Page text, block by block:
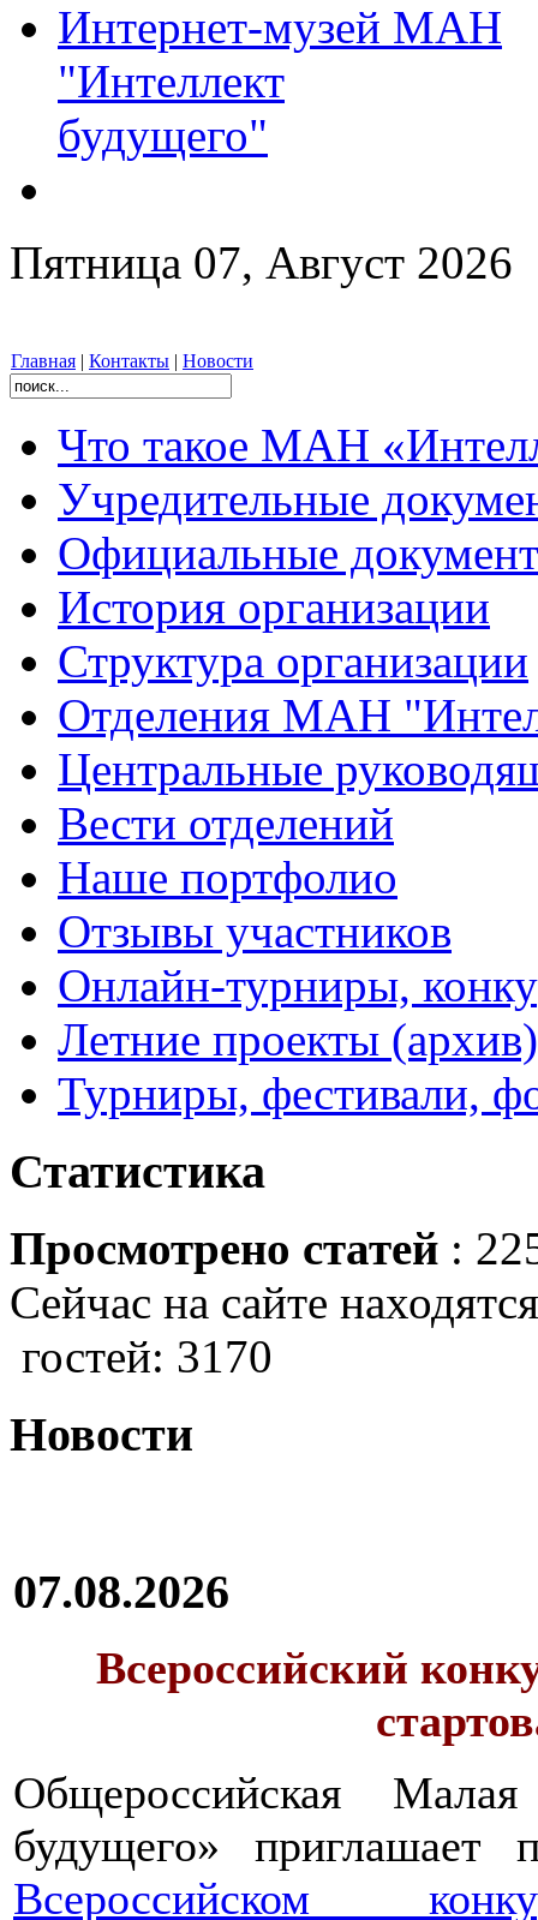
Интернет-музей МАН
"Интеллект
будущего"
Пятница 07, Август 2026
Главная | Контакты | Новости
Что такое МАН
Учредительные
Официальные
История организации
Структура организации
Отделения МАН
Центральные
Вести отделений
Наше портфолио
Отзывы участников
Онлайн-турниры,
Летние проекты (архив)
Турниры, фестивали,
Статистика
Просмотрено статей :
Сейчас на сайте
гостей: 3170
Новости
07.08.2026
Всероссийский
Общероссийская
будущего» приглашает
Всероссийском